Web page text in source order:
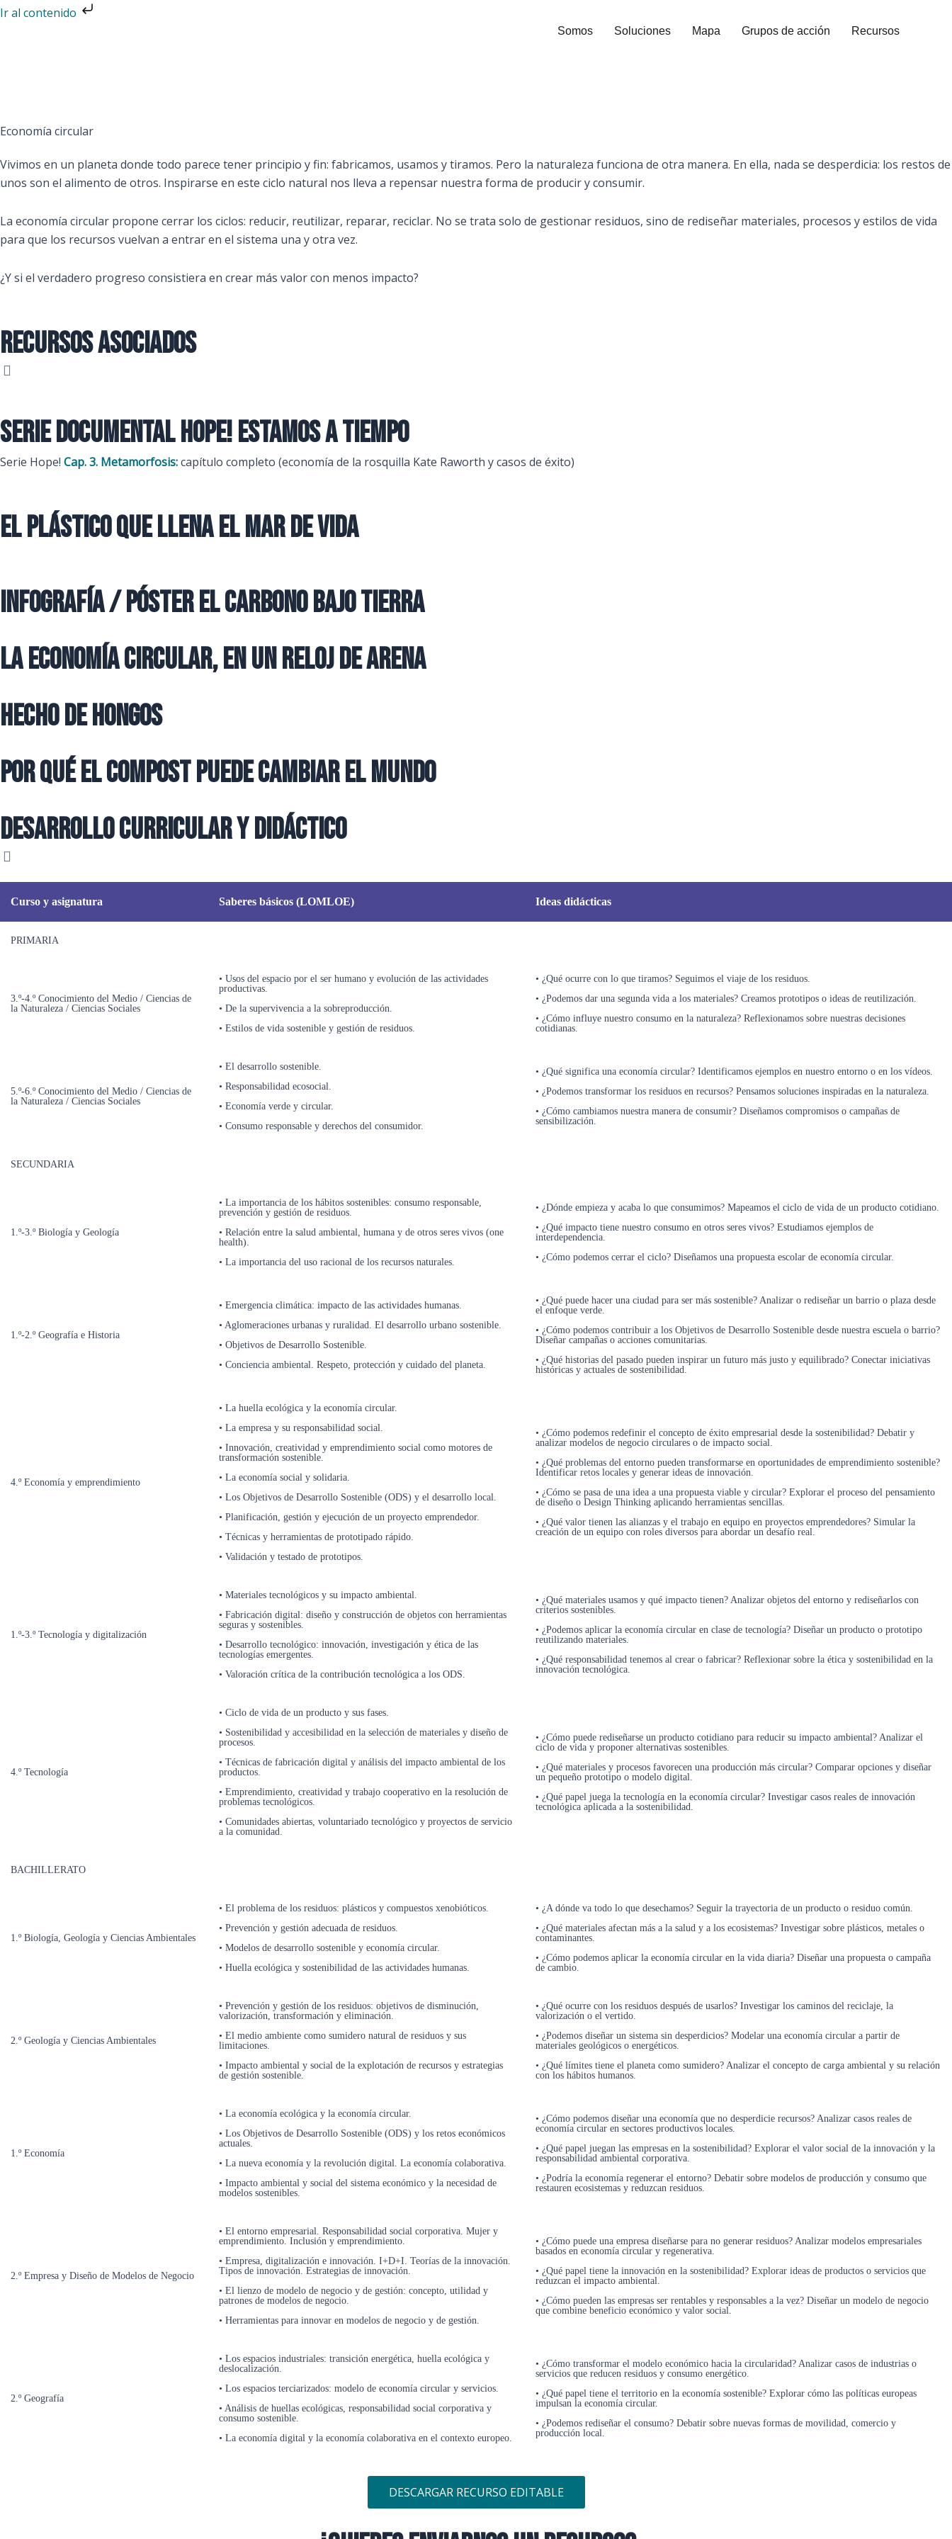
Ir al contenido
Ir
Somos Soluciones Mapa Grupos de acción Recursos
Economía circular
Vivimos en un planeta donde todo parece tener principio y fin: fabricamos, usamos y tiramos. Pero la naturaleza funciona de otra manera. En ella, nada se desperdicia: los restos de
unos son el alimento de otros. Inspirarse en este ciclo natural nos lleva a repensar nuestra forma de producir y consumir.
La economía circular propone cerrar los ciclos: reducir, reutilizar, reparar, reciclar. No se trata solo de gestionar residuos, sino de rediseñar materiales, procesos y estilos de vida
para que los recursos vuelvan a entrar en el sistema una y otra vez.
¿Y si el verdadero progreso consistiera en crear más valor con menos impacto?
Recursos Asociados
Serie documental HOPE! Estamos a tiempo
Serie Hope! Cap. 3. Metamorfosis:capítulo completo (economía de la rosquilla Kate Raworth y casos de éxito)
El plástico que llena el mar de vida
Infografía / póster El carbono bajo tierra
La economía circular, en un reloj de arena
Hecho de hongos
Por qué el compost puede cambiar el mundo
Desarrollo curricular y didáctico
Curso y asignatura Saberes básicos (LOMLOE) Ideas didácticas
PRIMARIA
3.º-4.º Conocimiento del Medio / Ciencias de
la Naturaleza / Ciencias Sociales
• Usos del espacio por el ser humano y evolución de las actividades
productivas.
• De la supervivencia a la sobreproducción.
• Estilos de vida sostenible y gestión de residuos.
• ¿Qué ocurre con lo que tiramos? Seguimos el viaje de los residuos.
• ¿Podemos dar una segunda vida a los materiales? Creamos prototipos o ideas de reutilización.
• ¿Cómo influye nuestro consumo en la naturaleza? Reflexionamos sobre nuestras decisiones
cotidianas.
5.º-6.º Conocimiento del Medio / Ciencias de
la Naturaleza / Ciencias Sociales
• El desarrollo sostenible.
• Responsabilidad ecosocial.
• Economía verde y circular.
• Consumo responsable y derechos del consumidor.
• ¿Qué significa una economía circular? Identificamos ejemplos en nuestro entorno o en los vídeos.
• ¿Podemos transformar los residuos en recursos? Pensamos soluciones inspiradas en la naturaleza.
• ¿Cómo cambiamos nuestra manera de consumir? Diseñamos compromisos o campañas de
sensibilización.
SECUNDARIA
1.º-3.º Biología y Geología
• La importancia de los hábitos sostenibles: consumo responsable,
prevención y gestión de residuos.
• Relación entre la salud ambiental, humana y de otros seres vivos (one
health).
• La importancia del uso racional de los recursos naturales.
• ¿Dónde empieza y acaba lo que consumimos? Mapeamos el ciclo de vida de un producto cotidiano.
• ¿Qué impacto tiene nuestro consumo en otros seres vivos? Estudiamos ejemplos de
interdependencia.
• ¿Cómo podemos cerrar el ciclo? Diseñamos una propuesta escolar de economía circular.
1.º-2.º Geografía e Historia
• Emergencia climática: impacto de las actividades humanas.
• Aglomeraciones urbanas y ruralidad. El desarrollo urbano sostenible.
• Objetivos de Desarrollo Sostenible.
• Conciencia ambiental. Respeto, protección y cuidado del planeta.
• ¿Qué puede hacer una ciudad para ser más sostenible? Analizar o rediseñar un barrio o plaza desde
el enfoque verde.
• ¿Cómo podemos contribuir a los Objetivos de Desarrollo Sostenible desde nuestra escuela o barrio?
Diseñar campañas o acciones comunitarias.
• ¿Qué historias del pasado pueden inspirar un futuro más justo y equilibrado? Conectar iniciativas
históricas y actuales de sostenibilidad.
4.º Economía y emprendimiento
• La huella ecológica y la economía circular.
• La empresa y su responsabilidad social.
• Innovación, creatividad y emprendimiento social como motores de
transformación sostenible.
• La economía social y solidaria.
• Los Objetivos de Desarrollo Sostenible (ODS) y el desarrollo local.
• Planificación, gestión y ejecución de un proyecto emprendedor.
• Técnicas y herramientas de prototipado rápido.
• Validación y testado de prototipos.
• ¿Cómo podemos redefinir el concepto de éxito empresarial desde la sostenibilidad? Debatir y
analizar modelos de negocio circulares o de impacto social.
• ¿Qué problemas del entorno pueden transformarse en oportunidades de emprendimiento sostenible?
Identificar retos locales y generar ideas de innovación.
• ¿Cómo se pasa de una idea a una propuesta viable y circular? Explorar el proceso del pensamiento
de diseño o Design Thinking aplicando herramientas sencillas.
• ¿Qué valor tienen las alianzas y el trabajo en equipo en proyectos emprendedores? Simular la
creación de un equipo con roles diversos para abordar un desafío real.
1.º-3.º Tecnología y digitalización
• Materiales tecnológicos y su impacto ambiental.
• Fabricación digital: diseño y construcción de objetos con herramientas
seguras y sostenibles.
• Desarrollo tecnológico: innovación, investigación y ética de las
tecnologías emergentes.
• Valoración crítica de la contribución tecnológica a los ODS.
• ¿Qué materiales usamos y qué impacto tienen? Analizar objetos del entorno y rediseñarlos con
criterios sostenibles.
• ¿Podemos aplicar la economía circular en clase de tecnología? Diseñar un producto o prototipo
reutilizando materiales.
• ¿Qué responsabilidad tenemos al crear o fabricar? Reflexionar sobre la ética y sostenibilidad en la
innovación tecnológica.
4.º Tecnología
• Ciclo de vida de un producto y sus fases.
• Sostenibilidad y accesibilidad en la selección de materiales y diseño de
procesos.
• Técnicas de fabricación digital y análisis del impacto ambiental de los
productos.
• Emprendimiento, creatividad y trabajo cooperativo en la resolución de
problemas tecnológicos.
• Comunidades abiertas, voluntariado tecnológico y proyectos de servicio
a la comunidad.
• ¿Cómo puede rediseñarse un producto cotidiano para reducir su impacto ambiental? Analizar el
ciclo de vida y proponer alternativas sostenibles.
• ¿Qué materiales y procesos favorecen una producción más circular? Comparar opciones y diseñar
un pequeño prototipo o modelo digital.
• ¿Qué papel juega la tecnología en la economía circular? Investigar casos reales de innovación
tecnológica aplicada a la sostenibilidad.
BACHILLERATO
1.º Biología, Geología y Ciencias Ambientales
• El problema de los residuos: plásticos y compuestos xenobióticos.
• Prevención y gestión adecuada de residuos.
• Modelos de desarrollo sostenible y economía circular.
• Huella ecológica y sostenibilidad de las actividades humanas.
• ¿A dónde va todo lo que desechamos? Seguir la trayectoria de un producto o residuo común.
• ¿Qué materiales afectan más a la salud y a los ecosistemas? Investigar sobre plásticos, metales o
contaminantes.
• ¿Cómo podemos aplicar la economía circular en la vida diaria? Diseñar una propuesta o campaña
de cambio.
2.º Geología y Ciencias Ambientales
• Prevención y gestión de los residuos: objetivos de disminución,
valorización, transformación y eliminación.
• El medio ambiente como sumidero natural de residuos y sus
limitaciones.
• Impacto ambiental y social de la explotación de recursos y estrategias
de gestión sostenible.
• ¿Qué ocurre con los residuos después de usarlos? Investigar los caminos del reciclaje, la
valorización o el vertido.
• ¿Podemos diseñar un sistema sin desperdicios? Modelar una economía circular a partir de
materiales geológicos o energéticos.
• ¿Qué límites tiene el planeta como sumidero? Analizar el concepto de carga ambiental y su relación
con los hábitos humanos.
1.º Economía
• La economía ecológica y la economía circular.
• Los Objetivos de Desarrollo Sostenible (ODS) y los retos económicos
actuales.
• La nueva economía y la revolución digital. La economía colaborativa.
• Impacto ambiental y social del sistema económico y la necesidad de
modelos sostenibles.
• ¿Cómo podemos diseñar una economía que no desperdicie recursos? Analizar casos reales de
economía circular en sectores productivos locales.
• ¿Qué papel juegan las empresas en la sostenibilidad? Explorar el valor social de la innovación y la
responsabilidad ambiental corporativa.
• ¿Podría la economía regenerar el entorno? Debatir sobre modelos de producción y consumo que
restauren ecosistemas y reduzcan residuos.
2.º Empresa y Diseño de Modelos de Negocio
• El entorno empresarial. Responsabilidad social corporativa. Mujer y
emprendimiento. Inclusión y emprendimiento.
• Empresa, digitalización e innovación. I+D+I. Teorías de la innovación.
Tipos de innovación. Estrategias de innovación.
• El lienzo de modelo de negocio y de gestión: concepto, utilidad y
patrones de modelos de negocio.
• Herramientas para innovar en modelos de negocio y de gestión.
• ¿Cómo puede una empresa diseñarse para no generar residuos? Analizar modelos empresariales
basados en economía circular y regenerativa.
• ¿Qué papel tiene la innovación en la sostenibilidad? Explorar ideas de productos o servicios que
reduzcan el impacto ambiental.
• ¿Cómo pueden las empresas ser rentables y responsables a la vez? Diseñar un modelo de negocio
que combine beneficio económico y valor social.
2.º Geografía
• Los espacios industriales: transición energética, huella ecológica y
deslocalización.
• Los espacios terciarizados: modelo de economía circular y servicios.
• Análisis de huellas ecológicas, responsabilidad social corporativa y
consumo sostenible.
• La economía digital y la economía colaborativa en el contexto europeo.
• ¿Cómo transformar el modelo económico hacia la circularidad? Analizar casos de industrias o
servicios que reducen residuos y consumo energético.
• ¿Qué papel tiene el territorio en la economía sostenible? Explorar cómo las políticas europeas
impulsan la economía circular.
• ¿Podemos rediseñar el consumo? Debatir sobre nuevas formas de movilidad, comercio y
producción local.
DESCARGAR RECURSO EDITABLE